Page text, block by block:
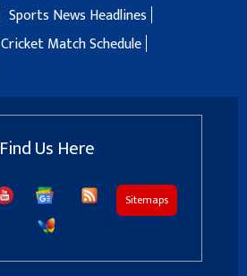
Sports News Headlines
Cricket Match Schedule
Find Us Here
Sitemaps